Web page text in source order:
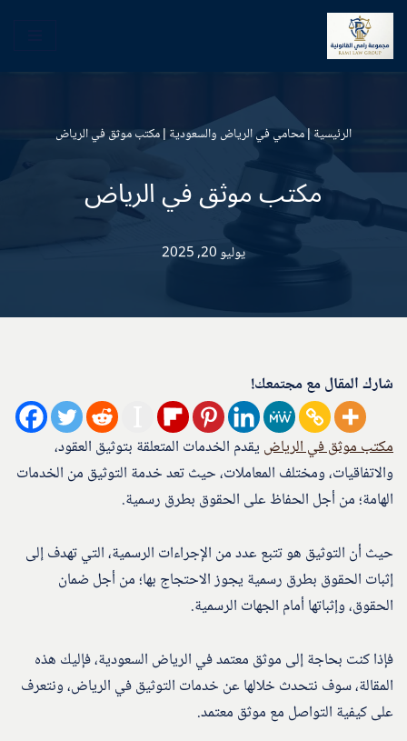
تخطى
إلى
الرئيسية|محامي في الرياض والسعودية |مكتب موثق في الرياض
مكتب موثق في الرياض
يوليو 20, 2025
شارك المقال مع مجتمعك!
مكتب موثق في الرياض يقدم الخدمات المتعلقة بتوثيق العقود،
والاتفاقيات، ومختلف المعاملات، حيث تعد خدمة التوثيق من الخدمات
الهامة؛ من أجل الحفاظ على الحقوق بطرق رسمية.
حيث أن التوثيق هو تتبع عدد من الإجراءات الرسمية، التي تهدف إلى
إثبات الحقوق بطرق رسمية يجوز الاحتجاج بها؛ من أجل ضمان
الحقوق، وإثباتها أمام الجهات الرسمية.
فإذا كنت بحاجة إلى موثق معتمد في الرياض السعودية، فإليك هذه
المقالة، سوف نتحدث خلالها عن خدمات التوثيق في الرياض، ونتعرف
على كيفية التواصل مع موثق معتمد.